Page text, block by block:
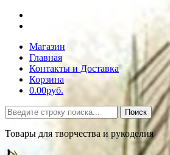
Магазин
Главная
Контакты и Доставка
Корзина
0.00руб.
Поиск
Товары для творчества и рукоделия